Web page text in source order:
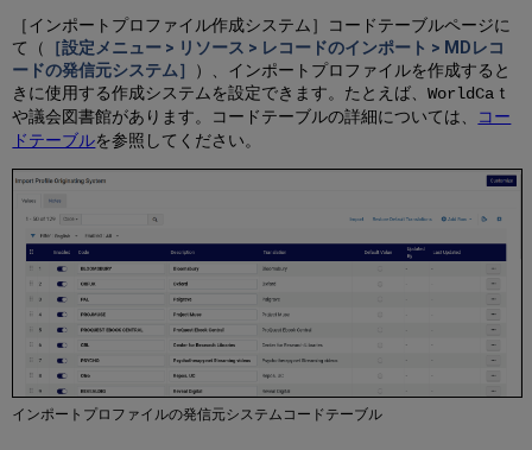
［インポートプロファイル作成システム］コードテーブルページに
て（
［設定メニュー > リソース > レコードのインポート > MDレコ
ードの発信元システム］
）、インポートプロファイルを作成すると
きに使用する作成システムを設定できます。たとえば、WorldCaｔ
や議会図書館があります。コードテーブルの詳細については、
コー
ドテーブルを参照してください。
インポートプロファイルの発信元システムコードテーブル